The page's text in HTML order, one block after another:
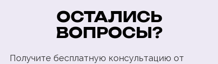
ОСТАЛИСЬ
ВОПРОСЫ?
Получите бесплатную консультацию от